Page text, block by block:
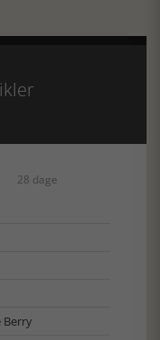
28 dage
Berry